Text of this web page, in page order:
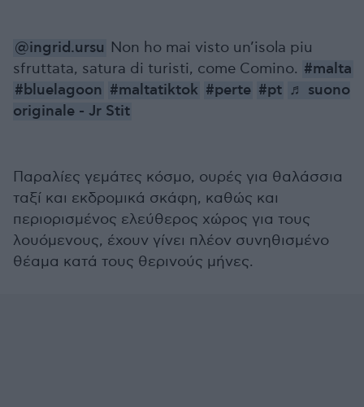
@ingrid.ursu Non ho mai visto un’isola piu
sfruttata, satura di turisti, come Comino. #malta
#bluelagoon #maltatiktok #perte #pt ♬ suono
originale - Jr Stit
Παραλίες γεμάτες κόσμο, ουρές για θαλάσσια
ταξί και εκδρομικά σκάφη, καθώς και
περιορισμένος ελεύθερος χώρος για τους
λουόμενους, έχουν γίνει πλέον συνηθισμένο
θέαμα κατά τους θερινούς μήνες.